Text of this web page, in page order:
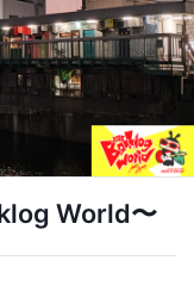
World〜